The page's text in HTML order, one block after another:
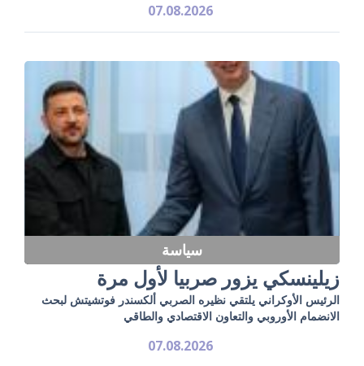
07.08.2026
سياسة
زيلينسكي يزور صربيا لأول مرة
الرئيس الأوكراني يلتقي نظيره الصربي ألكسندر فوتشيتش لبحث
الانضمام الأوروبي والتعاون الاقتصادي والطاقي
07.08.2026